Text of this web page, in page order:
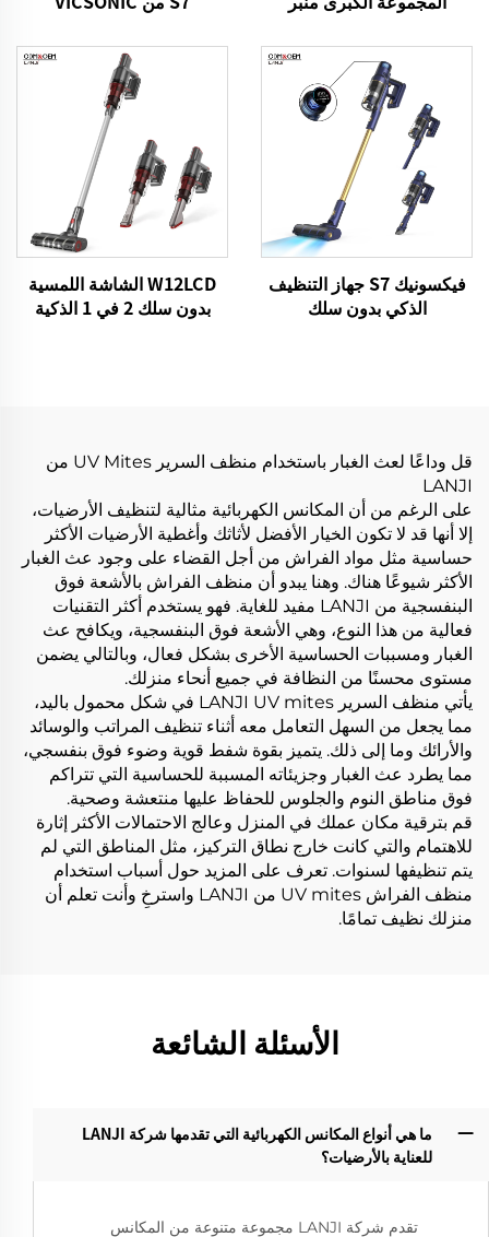
منزل الأرضية السجادة
LED لتنظيف الأرضيات تلقائيًا
فيكسونيك S7 جهاز التنظيف
الذكي بدون سلك
W12LCD الشاشة اللمسية
بدون سلك 2 في 1 الذكية
قل وداعًا لعث الغبار باستخدام منظف السرير UV Mites من
LANJI
على الرغم من أن المكانس الكهربائية مثالية لتنظيف الأرضيات،
إلا أنها قد لا تكون الخيار الأفضل لأثاثك وأغطية الأرضيات الأكثر
حساسية مثل مواد الفراش من أجل القضاء على وجود عث الغبار
الأكثر شيوعًا هناك. وهنا يبدو أن منظف الفراش بالأشعة فوق
البنفسجية من LANJI مفيد للغاية. فهو يستخدم أكثر التقنيات
فعالية من هذا النوع، وهي الأشعة فوق البنفسجية، ويكافح عث
الغبار ومسببات الحساسية الأخرى بشكل فعال، وبالتالي يضمن
مستوى محسنًا من النظافة في جميع أنحاء منزلك.
يأتي منظف السرير LANJI UV mites في شكل محمول باليد،
مما يجعل من السهل التعامل معه أثناء تنظيف المراتب والوسائد
والأرائك وما إلى ذلك. يتميز بقوة شفط قوية وضوء فوق بنفسجي،
مما يطرد عث الغبار وجزيئاته المسببة للحساسية التي تتراكم
فوق مناطق النوم والجلوس للحفاظ عليها منتعشة وصحية.
قم بترقية مكان عملك في المنزل وعالج الاحتمالات الأكثر إثارة
للاهتمام والتي كانت خارج نطاق التركيز، مثل المناطق التي لم
يتم تنظيفها لسنوات. تعرف على المزيد حول أسباب استخدام
منظف الفراش UV mites من LANJI واسترخِ وأنت تعلم أن
منزلك نظيف تمامًا.
الأسئلة الشائعة
ما هي أنواع المكانس الكهربائية التي تقدمها شركة LANJI
للعناية بالأرضيات؟‌
تقدم شركة LANJI مجموعة متنوعة من المكانس